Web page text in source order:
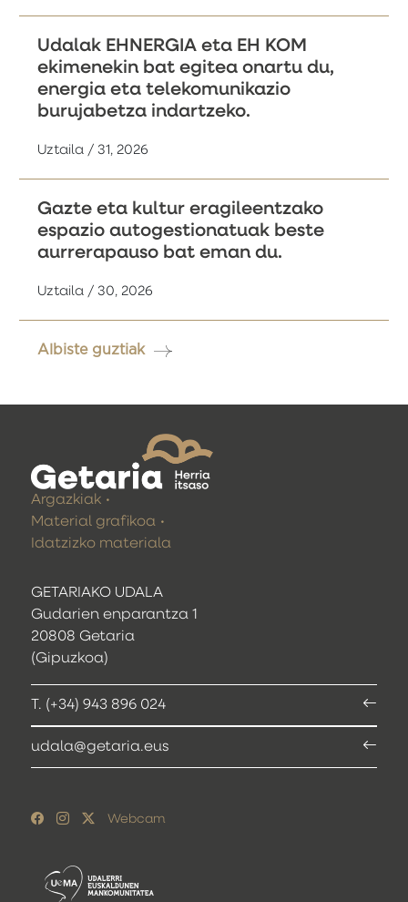
Udalak EHNERGIA eta EH KOM
ekimenekin bat egitea onartu du,
energia eta telekomunikazio
burujabetza indartzeko.
Uztaila / 31, 2026
Gazte eta kultur eragileentzako
espazio autogestionatuak beste
aurrerapauso bat eman du.
Uztaila / 30, 2026
Albiste guztiak
GETARIAKO UDALA
Gudarien enparantza 1
20808 Getaria
(Gipuzkoa)
T. (+34) 943 896 024
udala@getaria.eus
Argazkiak
Material grafikoa
Idatzizko materiala
Webcam